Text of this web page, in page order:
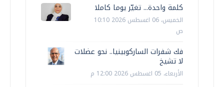
كلمة واحدة... تغيّر يوما كاملا
الخميس، 06 اغسطس 2026 10:10
ص
فك شفرات الساركوبينيا.. نحو عضلات
لا تشيخ
الأربعاء، 05 اغسطس 2026 12:00 م